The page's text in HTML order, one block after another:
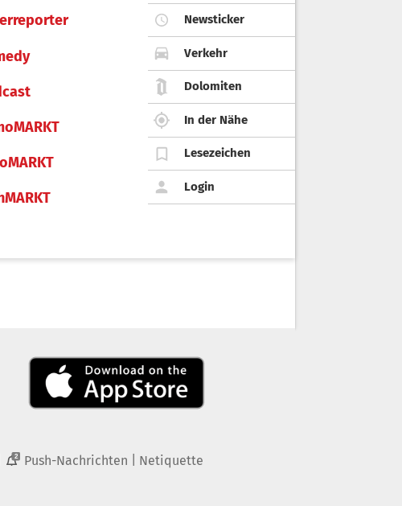
Newsticker
Verkehr
Dolomiten
In der Nähe
Lesezeichen
Login
2 Push-Nachrichten Netiquette